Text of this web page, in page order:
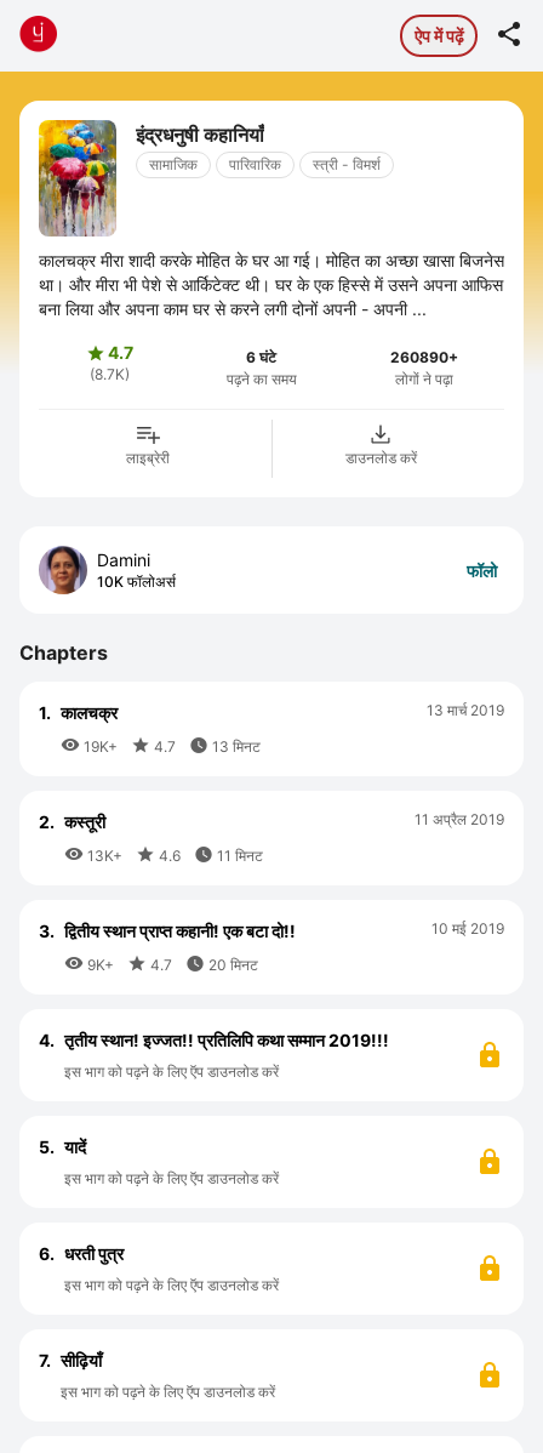
ऐप में पढ़ें 
इंद्रधनुषी कहानियाँ
सामाजिक पारिवारिक स्त्री - विमर्श
कालचक्र मीरा शादी करके मोहित के घर आ गई। मोहित का अच्छा खासा बिजनेस
था। और मीरा भी पेशे से आर्किटेक्ट थी। घर के एक हिस्से में उसने अपना आफिस
बना लिया और अपना काम घर से करने लगी दोनों अपनी - अपनी ...
4.7
(8.7K)
6 घंटे
पढ़ने का समय
260890+
लोगों ने पढ़ा
लाइब्रेरी डाउनलोड करें
Damini
10K फॉलोअर्स
फॉलो
Chapters
1. कालचक्र
 19K+  4.7  13 मिनट
13 मार्च 2019
2. कस्तूरी
 13K+  4.6  11 मिनट
11 अप्रैल 2019
3. द्वितीय स्थान प्राप्त कहानी! एक बटा दो!!
 9K+  4.7  20 मिनट
10 मई 2019
4. तृतीय स्थान! इज्जत!! प्रतिलिपि कथा सम्मान 2019!!!
इस भाग को पढ़ने के लिए ऍप डाउनलोड करें
5. यादें
इस भाग को पढ़ने के लिए ऍप डाउनलोड करें
6. धरती पुत्र
इस भाग को पढ़ने के लिए ऍप डाउनलोड करें
7. सीढ़ियाँ
इस भाग को पढ़ने के लिए ऍप डाउनलोड करें